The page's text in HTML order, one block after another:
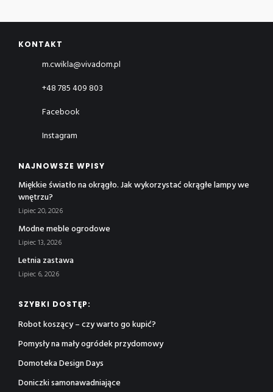
KONTAKT
m.cwikla@vivadom.pl
+48 785 409 803
Facebook
Instagram
NAJNOWSZE WPISY
Miękkie światło na okrągło. Jak wykorzystać okrągłe lampy we
wnętrzu?
Lipiec 20, 2026
Modne meble ogrodowe
Lipiec 13, 2026
Letnia zastawa
Lipiec 6, 2026
SZYBKI DOSTĘP:
Robot koszący – czy warto go kupić?
Pomysły na mały ogródek przydomowy
Domoteka Design Days
Doniczki samonawadniające